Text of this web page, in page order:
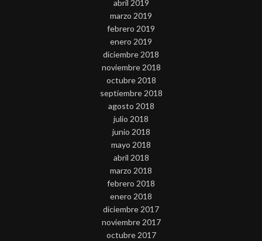
abril 2019
marzo 2019
febrero 2019
enero 2019
diciembre 2018
noviembre 2018
octubre 2018
septiembre 2018
agosto 2018
julio 2018
junio 2018
mayo 2018
abril 2018
marzo 2018
febrero 2018
enero 2018
diciembre 2017
noviembre 2017
octubre 2017